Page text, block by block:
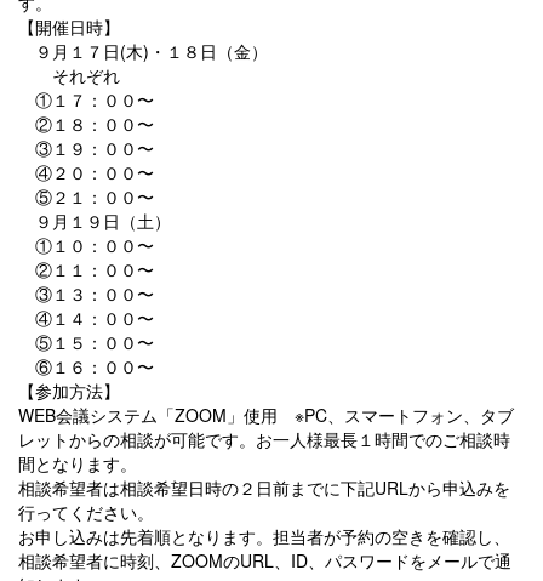
【開催日時】
９月１７日(木)・１８日（金）
それぞれ
①１７：００〜
②１８：００〜
③１９：００〜
④２０：００〜
⑤２１：００〜
９月１９日（土）
①１０：００〜
②１１：００〜
③１３：００〜
④１４：００〜
⑤１５：００〜
⑥１６：００〜
【参加方法】
WEB会議システム「ZOOM」使用 ※PC、スマートフォン、タブ
レットからの相談が可能です。お一人様最長１時間でのご相談時
間となります。
相談希望者は相談希望日時の２日前までに下記URLから申込みを
行ってください。
お申し込みは先着順となります。担当者が予約の空きを確認し、
相談希望者に時刻、ZOOMのURL、ID、パスワードをメールで通